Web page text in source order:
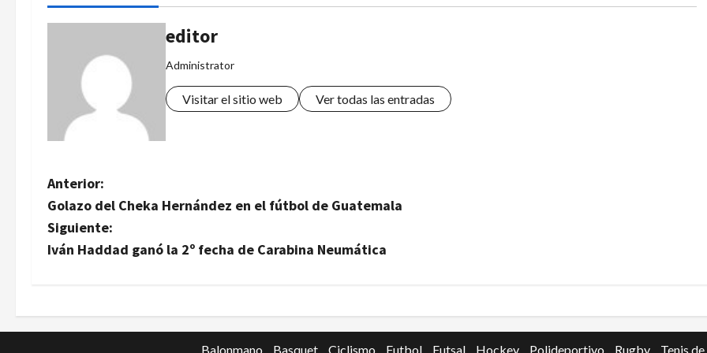
editor
Administrator
Visitar el sitio web Ver todas las entradas
N
a
v
g
Anterior:
Golazo del Cheka Hernández en el fútbol de Guatemala
Siguiente:
Iván Haddad ganó la 2º fecha de Carabina Neumática
Balonmano Basquet Ciclismo Futbol Futsal Hockey Polideportivo Rugby Tenis